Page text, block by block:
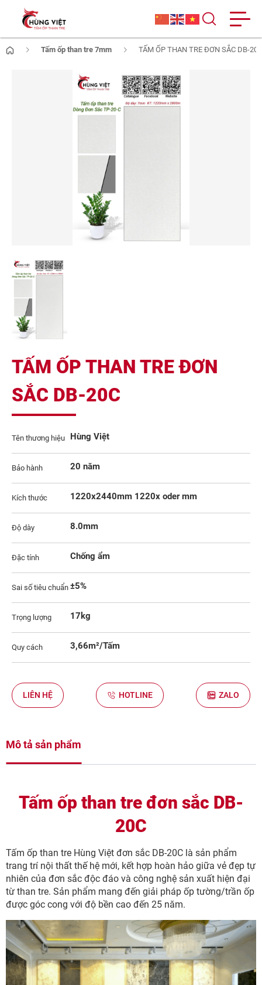
Tấm ốp than tre 7mm TẤM ỐP THAN TRE ĐƠN SẮC DB-20C
TẤM ỐP THAN TRE ĐƠN
SẮC DB-20C
Tên thương hiệu Hùng Việt
Bảo hành 20 năm
Kích thước 1220x2440mm 1220x oder mm
Độ dày 8.0mm
Đặc tính Chống ẩm
Sai số tiêu chuẩn ±5%
Trọng lượng 17kg
Quy cách 3,66m²/Tấm
LIÊN HỆ HOTLINE ZALO
Mô tả sản phẩm
Tấm ốp than tre đơn sắc DB-
20C
Tấm ốp than tre Hùng Việt đơn sắc DB-20C là sản phẩm
trang trí nội thất thế hệ mới, kết hợp hoàn hảo giữa vẻ đẹp tự
nhiên của đơn sắc độc đáo và công nghệ sản xuất hiện đại
từ than tre. Sản phẩm mang đến giải pháp ốp tường/trần ốp
được góc cong với độ bền cao đến 25 năm.